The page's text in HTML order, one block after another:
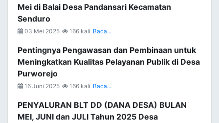
Mei di Balai Desa Pandansari Kecamatan
Senduro
03 Mei 2025 166 kali Baca...
Pentingnya Pengawasan dan Pembinaan untuk
Meningkatkan Kualitas Pelayanan Publik di Desa
Purworejo
16 Juni 2025 166 kali Baca...
PENYALURAN BLT DD (DANA DESA) BULAN
MEI, JUNI dan JULI Tahun 2025 Desa